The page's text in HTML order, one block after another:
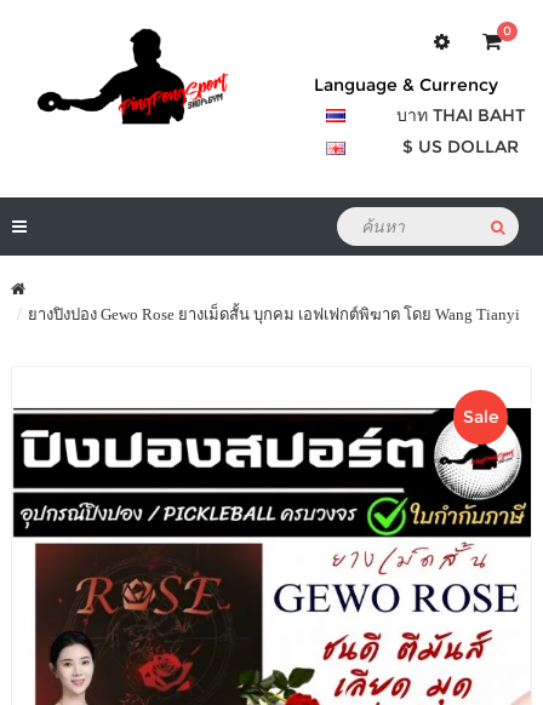
0
Language & Currency
บาท THAI BAHT
$ US DOLLAR
ยางปิงปอง Gewo Rose ยางเม็ดสั้น บุกคม เอฟเฟกต์พิฆาต โดย Wang Tianyi
Sale